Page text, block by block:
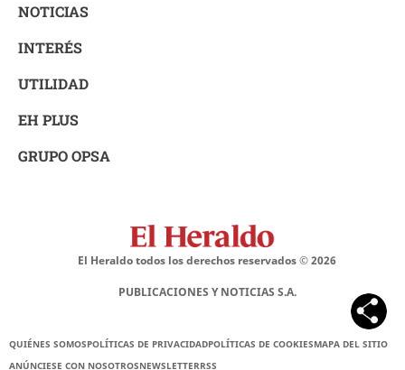
NOTICIAS
INTERÉS
UTILIDAD
EH PLUS
GRUPO OPSA
El Heraldo todos los derechos reservados ©2026
PUBLICACIONES Y NOTICIAS S.A.
QUIÉNES SOMOSPOLÍTICAS DE PRIVACIDADPOLÍTICAS DE COOKIESMAPA DEL SITIO
ANÚNCIESE CON NOSOTROSNEWSLETTERRSS